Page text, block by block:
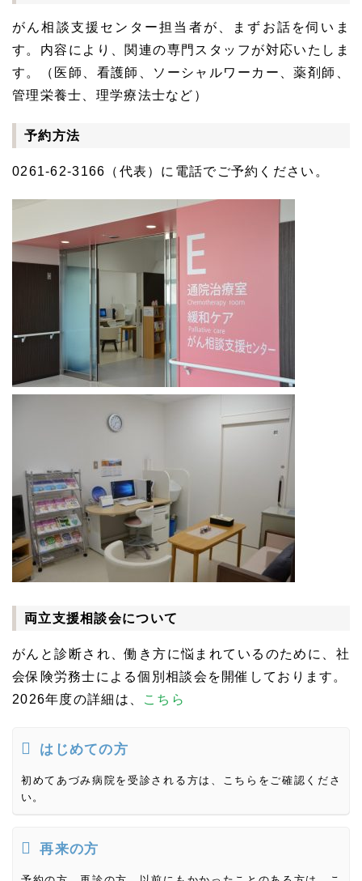
がん相談支援センター担当者が、まずお話を伺いま
す。内容により、関連の専門スタッフが対応いたしま
す。（医師、看護師、ソーシャルワーカー、薬剤師、
管理栄養士、理学療法士など）
予約方法
0261-62-3166（代表）に電話でご予約ください。
両立支援相談会について
がんと診断され、働き方に悩まれているのために、社
会保険労務士による個別相談会を開催しております。
2026年度の詳細は、
こちら
はじめての方
初めてあづみ病院を受診される方は、こちらをご確認くださ
い。
再来の方